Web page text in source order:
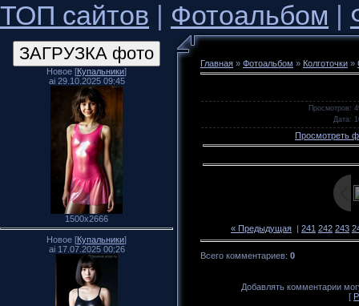
ТОП сайтов | Фотоальбом |
Новое [Купальники]
ai 29.10.2025 09:45
1500x2666
Новое [Купальники]
ai 17.07.2025 00:26
Главная » Фотоальбом » Колготочки »
Просмотров:
Дата:
Просмотреть
« Предыдущая | 241 242 243
Всего комментариев: 0
Добавлять комментарии
[